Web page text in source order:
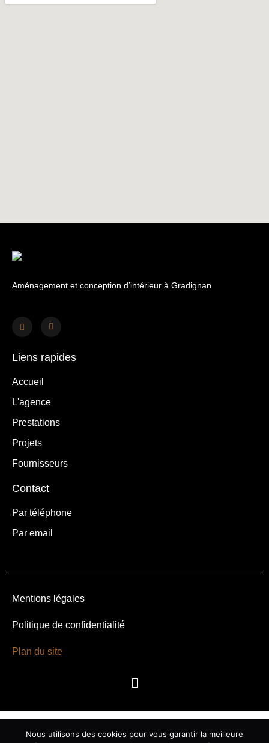
Aménagement et conception d’intérieur à Gradignan
Liens rapides
Accueil
L'agence
Prestations
Projets
Fournisseurs
Contact
Par téléphone
Par email
Mentions légales
Politique de confidentialité
Plan du site
Nous utilisons des cookies pour vous garantir la meilleure